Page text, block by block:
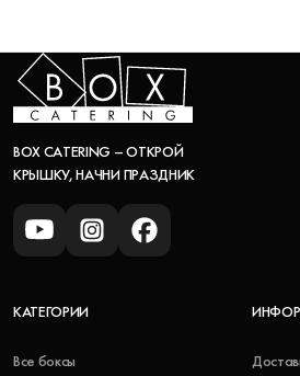
** Предложение действительно за
праздника. К одному заказу идет один
*** Именинник может
раз.
BOX CATERING – ОТКРОЙ
КРЫШКУ, НАЧНИ ПРАЗДНИК
КАТЕГОРИИ
Все боксы